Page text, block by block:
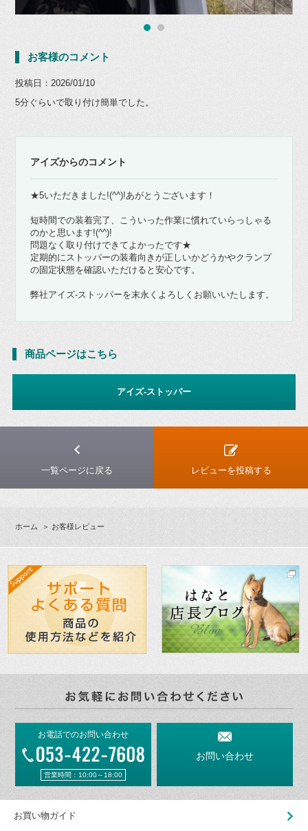
お客様のコメント
投稿日：2026/01/10
5分ぐらいで取り付け簡単でした。
アイズからのコメント
★5いただきました!(^^)!あがとうございます！
短時間での装着完了、こういった作業に慣れていらっしゃる
のかと思います!(^^)!
問題なく取り付けできてよかったです★
定期的にストッパーの装着向きが正しいかどうかやクランプ
の固定状態を確認いただけると安心です。
弊社アイズ-ストッパーを末永くよろしくお願いいたします。
商品ページはこちら
アイズ-ストッパー
一覧ページに戻る レビューを投稿する
ホーム ＞ お客様レビュー
お電話でのお問い合わせ
営業時間：10:00～18:00
お問い合わせ
お買い物ガイド